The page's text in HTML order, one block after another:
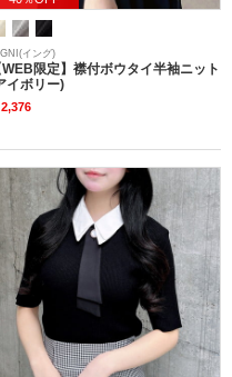
イング)
WEB限定】襟付ボウタイ半袖ニット
イボリー)
2,376